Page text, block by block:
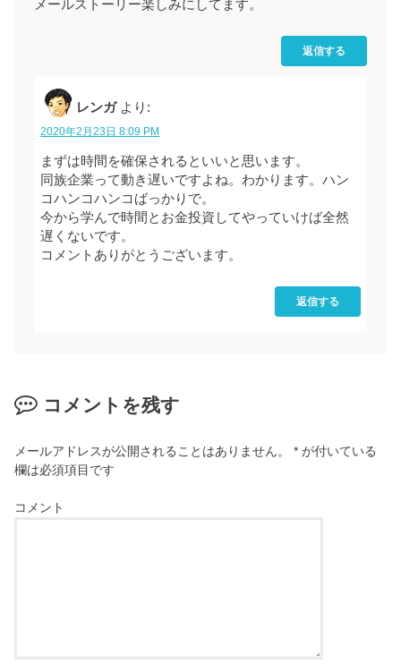
メールストーリー楽しみにしてます。
返信する
レンガ より:
2020年2月23日 8:09 PM
まずは時間を確保されるといいと思います。
同族企業って動き遅いですよね。わかります。ハン
コハンコハンコばっかりで。
今から学んで時間とお金投資してやっていけば全然
遅くないです。
コメントありがとうございます。
返信する
コメントを残す
メールアドレスが公開されることはありません。 * が付いている
欄は必須項目です
コメント